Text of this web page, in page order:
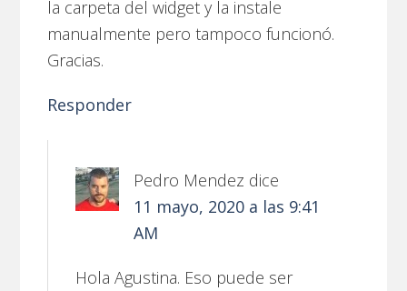
la carpeta del widget y la instale
manualmente pero tampoco funcionó.
Gracias.
Responder
Pedro Mendez dice
11 mayo, 2020 a las 9:41
AM
Hola Agustina. Eso puede ser